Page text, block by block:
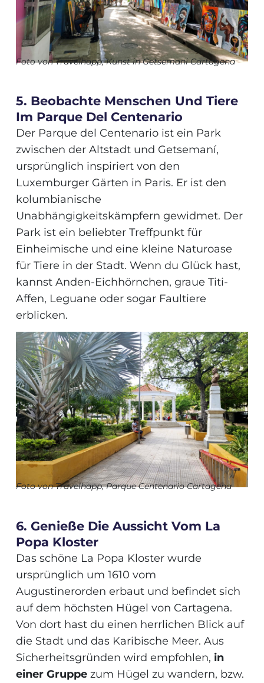
Fotovon Travelhapp, Kunst in Getsemani Cartagena
5. Beobachte Menschen Und Tiere
Im Parque Del Centenario
Der Parque del Centenario ist ein Park
zwischen der Altstadt und Getsemaní,
ursprünglich inspiriert von den
Luxemburger Gärten in Paris. Er ist den
kolumbianische
Unabhängigkeitskämpfern gewidmet. Der
Park ist ein beliebter Treffpunkt für
Einheimische und eine kleine Naturoase
für Tiere in der Stadt. Wenn du Glück hast,
kannst Anden-Eichhörnchen, graue Titi-
Affen, Leguane oder sogar Faultiere
erblicken.
Fotovon Travelhapp, Parque Centenario Cartagena
6. Genieße Die Aussicht Vom La
Popa Kloster
Das schöne La Popa Kloster wurde
ursprünglich um 1610 vom
Augustinerorden erbaut und befindet sich
auf dem höchsten Hügel von Cartagena.
Von dort hast du einen herrlichen Blick auf
die Stadt und das Karibische Meer. Aus
Sicherheitsgründen wird empfohlen, in
einer Gruppezum Hügel zu wandern, bzw.